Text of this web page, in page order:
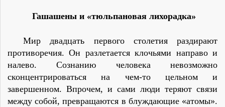
Гашашены и «тюльпановая лихорадка»
Мир двадцать первого столетия раздирают
противоречия. Он разлетается клочьями направо и
налево. Сознанию человека невозможно
сконцентрироваться на чем-то цельном и
завершенном. Впрочем, и сами люди теряют связи
между собой, превращаются в блуждающие «атомы».